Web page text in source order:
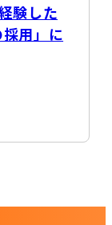
験した
用」に